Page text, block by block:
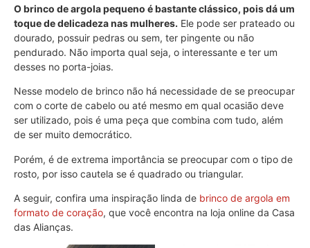
O brinco de argola pequeno é bastante clássico, pois dá um
toque de delicadeza nas mulheres. Ele pode ser prateado ou
dourado, possuir pedras ou sem, ter pingente ou não
pendurado. Não importa qual seja, o interessante e ter um
desses no porta-joias.
Nesse modelo de brinco não há necessidade de se preocupar
com o corte de cabelo ou até mesmo em qual ocasião deve
ser utilizado, pois é uma peça que combina com tudo, além
de ser muito democrático.
Porém, é de extrema importância se preocupar com o tipo de
rosto, por isso cautela se é quadrado ou triangular.
A seguir, confira uma inspiração linda de brinco de argola em
formato de coração, que você encontra na loja online da Casa
das Alianças.